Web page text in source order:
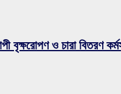
বৃক্ষরোপণ ও চারা বিতরণ